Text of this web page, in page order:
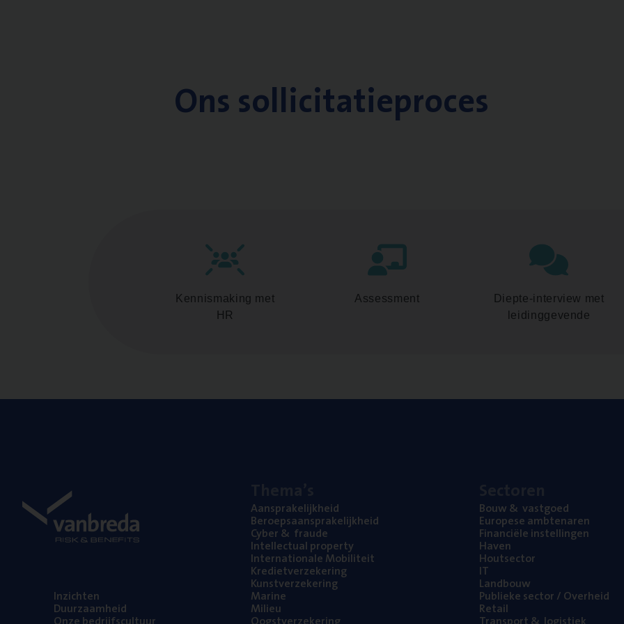
Ons sollicitatieproces
Kennismaking met
HR
Assessment
Diepte-interview met
leidinggevende
Inzich­ten
Duur­zaam­heid
Aan­spra­ke­lijk­heid
Beroeps­aan­spra­ke­lijk­heid
Cyber& fraude
Intel­lec­tu­al property
Inter­na­ti­o­na­le Mobiliteit
Kre­diet­ver­ze­ke­ring
Kunst­ver­ze­ke­ring
Mari­ne
Mili­eu
Bouw& vastgoed
Euro­pe­se ambtenaren
Finan­ci­ë­le instellingen
Haven
Hout­sec­tor
IT
Land­bouw
Publie­ke sec­tor / Overheid
Retail